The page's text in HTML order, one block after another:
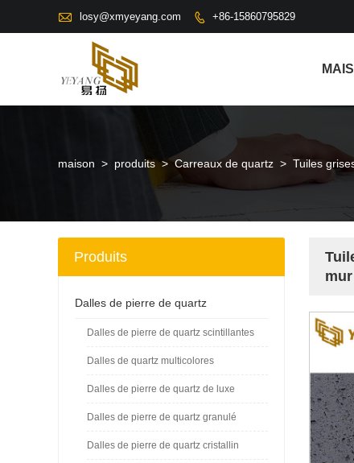
 losy@xmyeyang.com  +86-15860795829
maison > produits > Carreaux de quartz > Tuiles
mur
Produits
Dalles de pierre de quartz
Dalles de pierre de quartz scintillantes
Dalles de quartz multicolores
Dalles de pierre de quartz de luxe
Dalles de pierre de quartz granulé
Dalles de pierre de quartz cristallin